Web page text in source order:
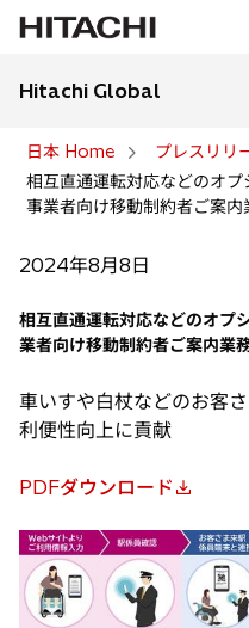
Hitachi Global
日本 Home
プレスリリ
相互直通運転対応などのオ
事業者向け移動制約者ご案
2024年8月8日
相互直通運転対応などのオプ
業者向け移動制約者ご案内業
車いすや白杖などのお客
利便性向上に貢献
PDFダウンロード
新
し
い
タ
ブ